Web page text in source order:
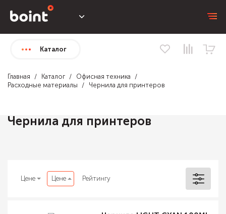
Каталог
Главная Каталог
Офисная техника
Расходные материалы
Чернила для принтеров
Чернила для принтеров
Цене Цене Рейтингу